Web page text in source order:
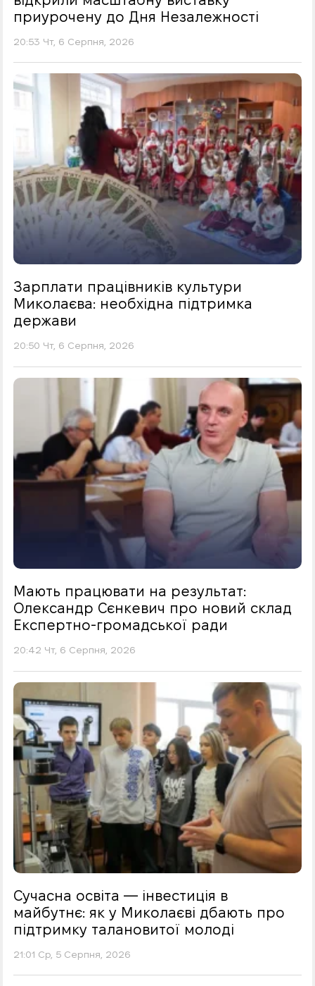
приурочену до Дня Незалежності
20:53 Чт, 6 Серпня, 2026
Зарплати працівників культури
Миколаєва: необхідна підтримка
держави
20:50 Чт, 6 Серпня, 2026
Мають працювати на результат:
Олександр Сєнкевич про новий склад
Експертно-громадської ради
20:42 Чт, 6 Серпня, 2026
Сучасна освіта — інвестиція в
майбутнє: як у Миколаєві дбають про
підтримку талановитої молоді
21:01 Ср, 5 Серпня, 2026